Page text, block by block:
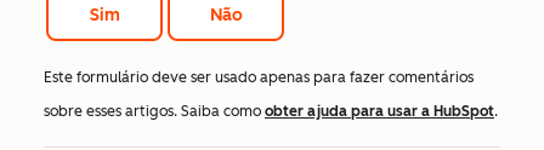
Sim Não
Este formulário deve ser usado apenas para fazer comentários
sobre esses artigos. Saiba como obter ajuda para usar a HubSpot.